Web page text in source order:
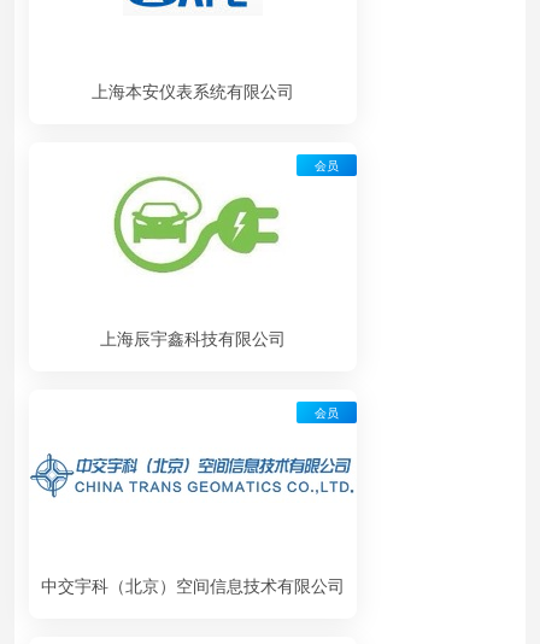
上海本安仪表系统有限公司
上海辰宇鑫科技有限公司
会员
中交宇科（北京）空间信息技术有限公司
会员